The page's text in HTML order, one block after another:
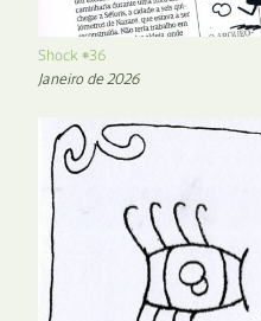
Shock #36
Janeiro de 2026